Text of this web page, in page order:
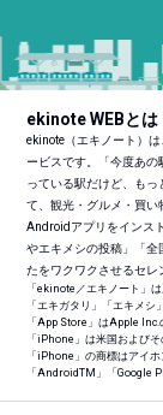
ekinote WEBとは
ekinote（エキノート）
ービスです。「今度あ
っている駅だけど、も
て、観光・グルメ・買
Androidアプリをインス
やエキメシの投稿」「全
たをワクワクさせるセレ
「ekinote／エキノート」
「エキガタリ」「エキメシ
「App Store」はApple Inc.
「iPhone」は米国および
「iPhone」の商標はアイ
「AndroidTM 」「Google